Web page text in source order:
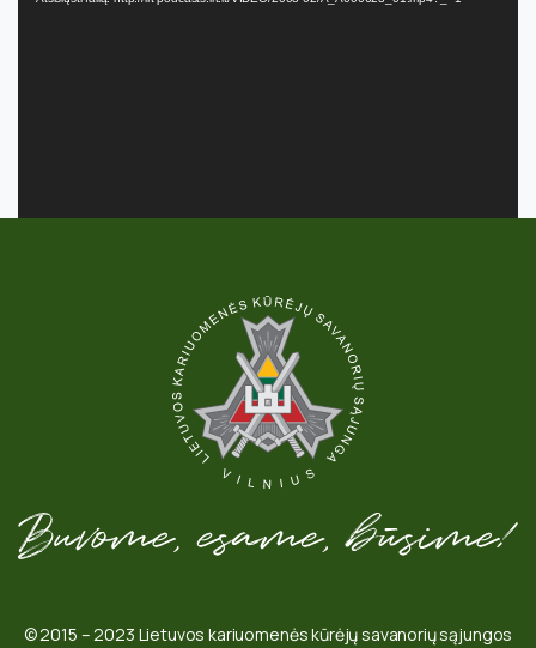
© 2015 – 2023 Lietuvos kariuomenės kūrėjų savanorių sąjungos